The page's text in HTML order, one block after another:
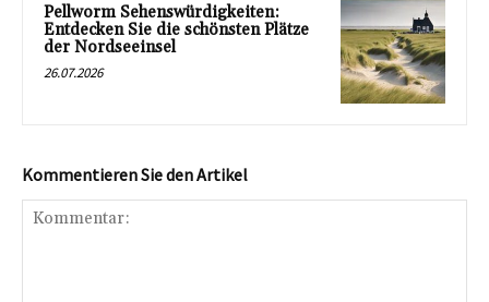
Pellworm Sehenswürdigkeiten:
Entdecken Sie die schönsten Plätze
der Nordseeinsel
26.07.2026
Kommentieren Sie den Artikel